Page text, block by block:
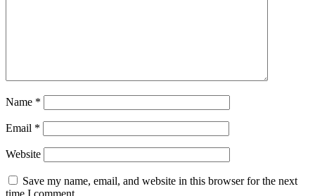
Name *
Email *
Website
Save my name, email, and website in this browser for the next
time I comment.